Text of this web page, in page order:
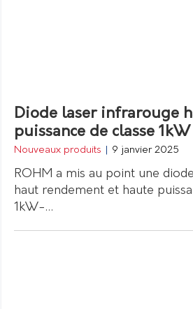
Diode laser infrarouge
puissance de classe 1kW
Nouveaux produits 9 janvier 2025
ROHM a mis au point une
haut rendement et haute
1kW-…